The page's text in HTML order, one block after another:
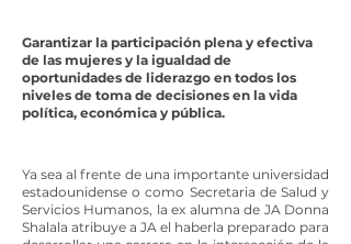
Garantizar la participación plena y efectiva
de las mujeres y la igualdad de
oportunidades de liderazgo en todos los
niveles de toma de decisiones en la vida
política, económica y pública.
Ya sea al frente de una importante universidad
estadounidense o como Secretaria de Salud y
Servicios Humanos, la ex alumna de JA Donna
Shalala atribuye a JA el haberla preparado para